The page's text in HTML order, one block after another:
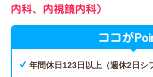
内科、内視鏡内科）
ココが
年間休日123日以上（週休2日シ